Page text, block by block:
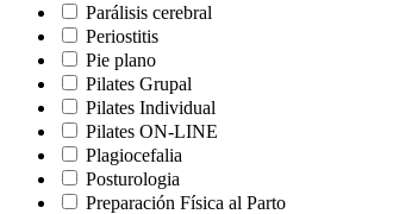
Parálisis cerebral
Periostitis
Pie plano
Pilates Grupal
Pilates Individual
Pilates ON-LINE
Plagiocefalia
Posturologia
Preparación Física al Parto